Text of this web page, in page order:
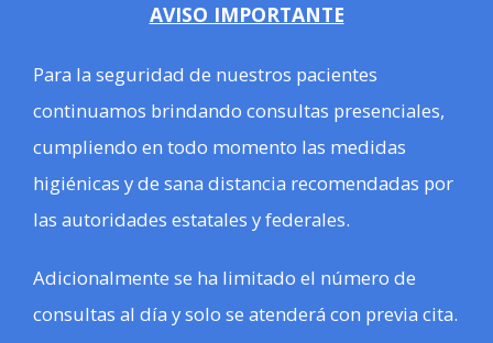
AVISO IMPORTANTE
Para la seguridad de nuestros pacientes
continuamos brindando consultas presenciales,
cumpliendo en todo momento las medidas
higiénicas y de sana distancia recomendadas por
las autoridades estatales y federales.
Adicionalmente se ha limitado el número de
consultas al día y solo se atenderá con previa cita.